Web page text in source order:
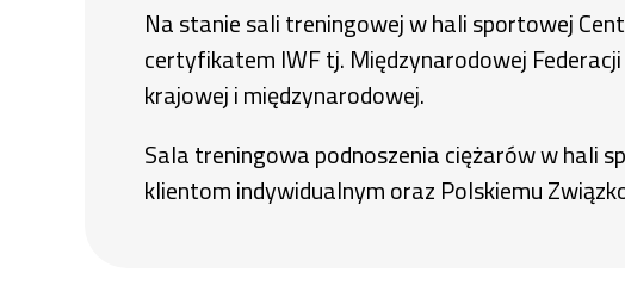
Na stanie sali treningowej w hali sportowej
certyfikatem IWF tj. Międzynarodowej
krajowej i międzynarodowej.
Sala treningowa podnoszenia ciężarów w hali
klientom indywidualnym oraz Polskiemu